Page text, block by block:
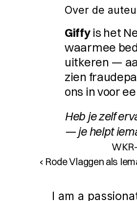
Over de
Giffy is het
waarmee
uitkeren —
zien
ons in voor
Heb je zelf
— je helpt
‹ Rode Vlaggen als
I am a